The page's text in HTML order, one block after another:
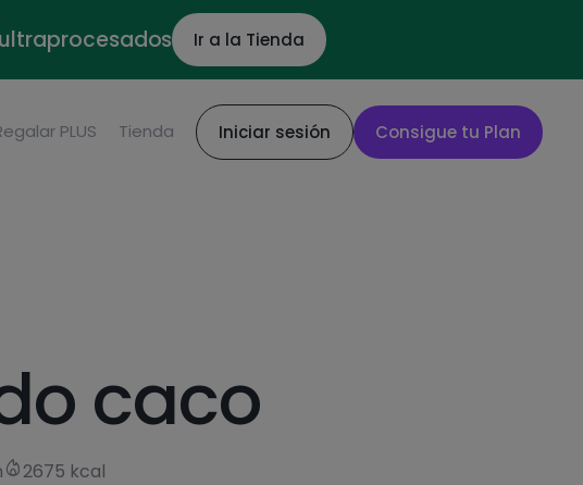
Ir a la Tienda
PLUS Tienda Iniciar sesión Consigue tu Plan
caco
2675 kcal